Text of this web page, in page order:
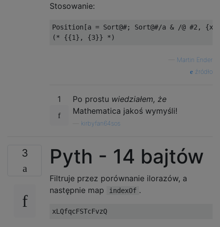
Stosowanie:
Position[a = Sort@#; Sort@#/a & /@
Martin Ender
źródło
1 Po prostu wiedziałem, że
Mathematica jakoś wymyśli!
kirbyfan64sos
3 Pyth - 14 bajtów
Filtruje przez porównanie ilorazów, a
następnie map
indexOf .